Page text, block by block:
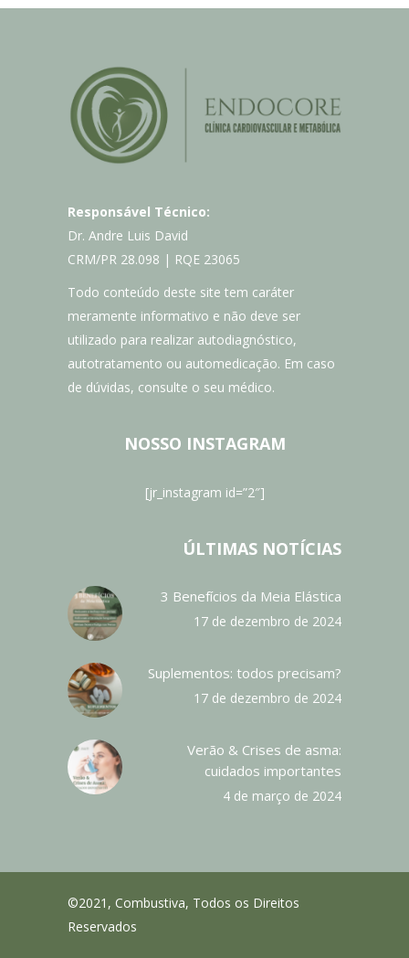
Responsável Técnico:
Dr. Andre Luis David
CRM/PR 28.098 | RQE 23065
Todo conteúdo deste site tem caráter
meramente informativo e não deve ser
utilizado para realizar autodiagnóstico,
autotratamento ou automedicação. Em caso
de dúvidas, consulte o seu médico.
NOSSO INSTAGRAM
[jr_instagram id=”2″]
ÚLTIMAS NOTÍCIAS
3 Benefícios da Meia Elástica
17 de dezembro de 2024
Suplementos: todos precisam?
17 de dezembro de 2024
Verão & Crises de asma:
cuidados importantes
4 de março de 2024
©2021, Combustiva, Todos os Direitos
Reservados